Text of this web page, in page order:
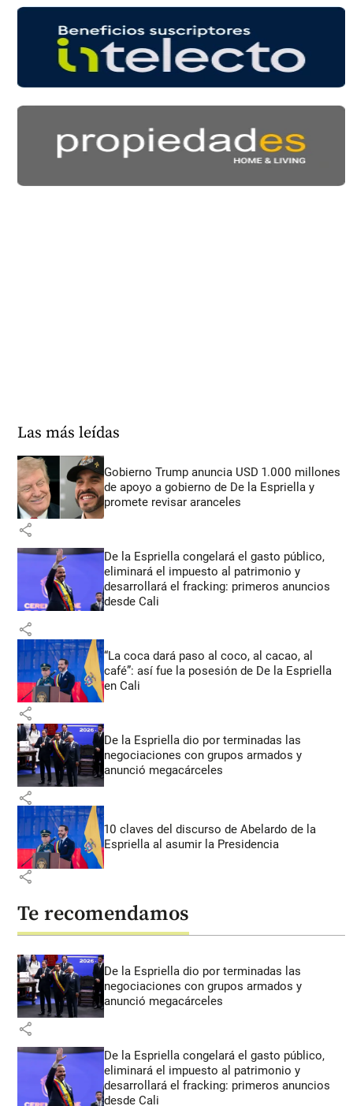
Las más leídas
Gobierno Trump anuncia USD 1.000 millones
de apoyo a gobierno de De la Espriella y
promete revisar aranceles
share
De la Espriella congelará el gasto público,
eliminará el impuesto al patrimonio y
desarrollará el fracking: primeros anuncios
desde Cali
share
“La coca dará paso al coco, al cacao, al
café”: así fue la posesión de De la Espriella
en Cali
share
De la Espriella dio por terminadas las
negociaciones con grupos armados y
anunció megacárceles
share
10 claves del discurso de Abelardo de la
Espriella al asumir la Presidencia
share
Te recomendamos
De la Espriella dio por terminadas las
negociaciones con grupos armados y
anunció megacárceles
share
De la Espriella congelará el gasto público,
eliminará el impuesto al patrimonio y
desarrollará el fracking: primeros anuncios
desde Cali